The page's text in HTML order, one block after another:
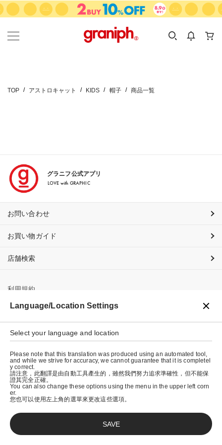
カテゴリーから探す
KIDS
カテゴリ
サイズ
TOP アストロキャット KIDS 帽子 商品一覧
グラニフ公式アプリ
LOVE with GRAPHIC
お問い合わせ
お買い物ガイド
店舗検索
利用規約
プライバシーポリシー
特定商取引法に基づく表示
会社概要
© graniph inc.
Language/Location Settings
Select your language and location
Please note that this translation was produced using an automated tool,
and while we strive for accuracy, we cannot guarantee that it is completel
y correct.
請注意，此翻譯是由自動工具產生的，雖然我們努力追求準確性，但不能保
證其完全正確。
You can also change these options using the menu in the upper left corn
er.
您也可以使用左上角的選單來更改這些選項。
SAVE